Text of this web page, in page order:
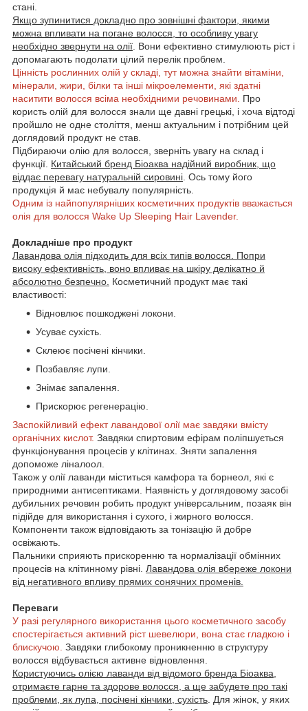
стані.
Якщо зупинитися докладно про зовнішні фактори, якими
можна впливати на погане волосся, то особливу увагу
необхідно звернути на олії . Вони ефективно стимулюють ріст і
допомагають подолати цілий перелік проблем.
Цінність рослинних олій у складі, тут можна знайти вітаміни,
мінерали, жири, білки та інші мікроелементи, які здатні
наситити волосся всіма необхідними речовинами.
Про
користь олій для волосся знали ще давні грецькі, і хоча відтоді
пройшло не одне століття, менш актуальним і потрібним цей
доглядовий продукт не став.
Підбираючи олію для волосся, зверніть увагу на склад і
функції. Китайський бренд Біоаква надійний виробник, що
віддає перевагу натуральній сировині . Ось тому його
продукція й має небувалу популярність.
Одним із найпопулярніших косметичних продуктів вважається
олія для волосся Wake Up Sleeping Hair Lavender.
Докладніше про продукт
Лавандова олія підходить для всіх типів волосся. Попри
високу ефективність, воно впливає на шкіру делікатно й
абсолютно безпечно. Косметичний продукт має такі
властивості:
Відновлює пошкоджені локони.
Усуває сухість.
Склеює посічені кінчики.
Позбавляє лупи.
Знімає запалення.
Прискорює регенерацію.
Заспокійливий ефект лавандової олії має завдяки вмісту
органічних кислот. Завдяки спиртовим ефірам поліпшується
функціонування процесів у клітинах. Зняти запалення
допоможе ліналоол.
Також у олії лаванди міститься камфора та борнеол, які є
природними антисептиками. Наявність у доглядовому засобі
дубильних речовин робить продукт універсальним, позаяк він
підійде для використання і сухого, і жирного волосся.
Компоненти також відповідають за тонізацію й добре
освіжають.
Пальники сприяють прискоренню та нормалізації обмінних
процесів на клітинному рівні. Лавандова олія вбереже локони
від негативного впливу прямих сонячних променів.
Переваги
У разі регулярного використання цього косметичного засобу
спостерігається активний ріст шевелюри, вона стає гладкою і
блискучою. Завдяки глибокому проникненню в структуру
волосся відбувається активне відновлення.
Користуючись олією лаванди від відомого бренда Біоаква,
отримаєте гарне та здорове волосся, а ще забудете про такі
проблеми, як лупа, посічені кінчики, сухість . Для жінок, у яких